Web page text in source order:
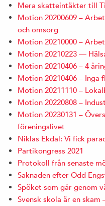
Mera skatteintäkter till
Motion 20200609 –
och omsorg
Motion 20210000 –
Motion 20210223 —
Motion 20210406 – 4
Motion 20210406 – Inga
Motion 20211110 –
Motion 20220808 –
Motion 20230131 –
föreningslivet
Niklas Ekdal: Vi fick
Partikongress 2021
Protokoll från senaste
Saknaden efter Odd
Spöket som går genom
Svensk skola är en